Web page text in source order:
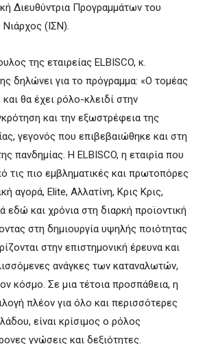
Διευθύντρια Προγραμμάτων του
(ΙΣΝ).
της εταιρείας ELBISCO, κ.
δηλώνει για το πρόγραμμα: «Ο τομέας
θα έχει ρόλο-κλειδί στην
και την εξωστρέφεια της
γεγονός που επιβεβαιώθηκε και στη
πανδημίας. Η ELBISCO, η εταιρία που
τις πιο εμβληματικές και πρωτοπόρες
αγορά, Elite, Αλλατίνη, Κρις Κρις,
εδώ και χρόνια στη διαρκή προϊοντική
στη δημιουργία υψηλής ποιότητας
στην επιστημονική έρευνα και
ανάγκες των καταναλωτών,
κόσμο. Σε μια τέτοια προσπάθεια, η
πλέον για όλο και περισσότερες
είναι κρίσιμος ο ρόλος
γνώσεις και δεξιότητες.